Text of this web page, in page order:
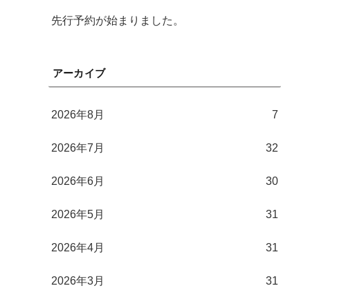
先行予約が始まりました。
アーカイブ
2026年8月 7
2026年7月 32
2026年6月 30
2026年5月 31
2026年4月 31
2026年3月 31